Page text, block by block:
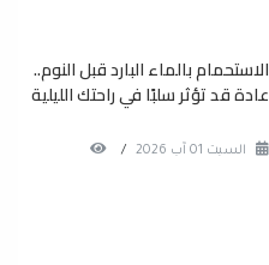
الاستحمام بالماء البارد قبل النوم..
عادة قد تؤثر سلبًا في راحتك الليلية
السبت 01 آب 2026 /